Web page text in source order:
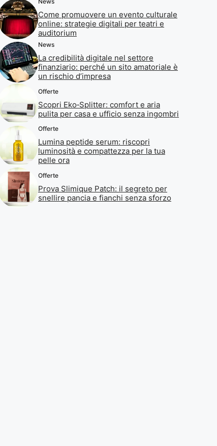
Come promuovere un evento culturale
online: strategie digitali per teatri e
auditorium
News
La credibilità digitale nel settore
finanziario: perché un sito amatoriale è
un rischio d’impresa
Offerte
Scopri Eko‑Splitter: comfort e aria
pulita per casa e ufficio senza ingombri
Offerte
Lumina peptide serum: riscopri
luminosità e compattezza per la tua
pelle ora
Offerte
Prova Slimique Patch: il segreto per
snellire pancia e fianchi senza sforzo